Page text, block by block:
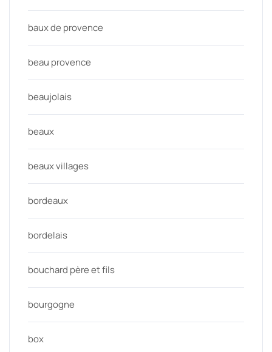
baux de provence
beau provence
beaujolais
beaux
beaux villages
bordeaux
bordelais
bouchard père et fils
bourgogne
box